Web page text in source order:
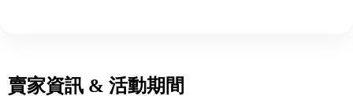
賣家資訊 & 活動期間